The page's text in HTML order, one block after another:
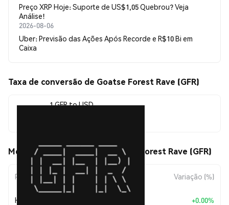
Preço XRP Hoje: Suporte de US$1,05 Quebrou? Veja
Análise!
2026-08-06
Uber: Previsão das Ações Após Recorde e R$10 Bi em
Caixa
Taxa de conversão de Goatse Forest Rave (GFR)
1 GFR to USD
Movimentos de preço de Goatse Forest Rave (GFR)
Período Variação do Valor Variação (%)
Hoje +0.00%